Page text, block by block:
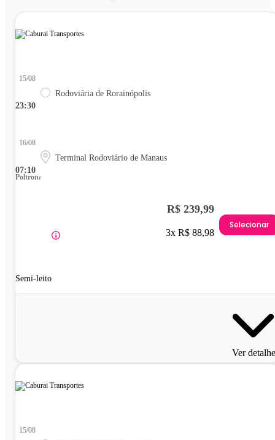
23:30
15/08
Rodoviária de Rorainópolis
07:10
16/08
Terminal Rodoviário de Manaus
Poltrona
Semi-leito
R$ 239,99
3x R$ 88,98
Selecionar
Ver
15/08